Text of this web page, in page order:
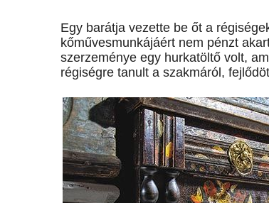
Egy barátja vezette be őt a
kőművesmunkájáért nem pénzt
szerzeménye egy hurkatöltő volt,
régiségre tanult a szakmáról,